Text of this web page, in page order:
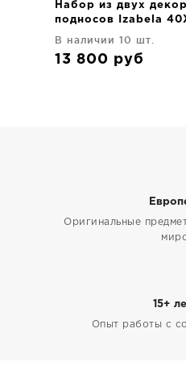
Набор из двух
подносов Izabela
В наличии 10 шт.
13 800 руб
Оригинальные
15+
Опыт работы с